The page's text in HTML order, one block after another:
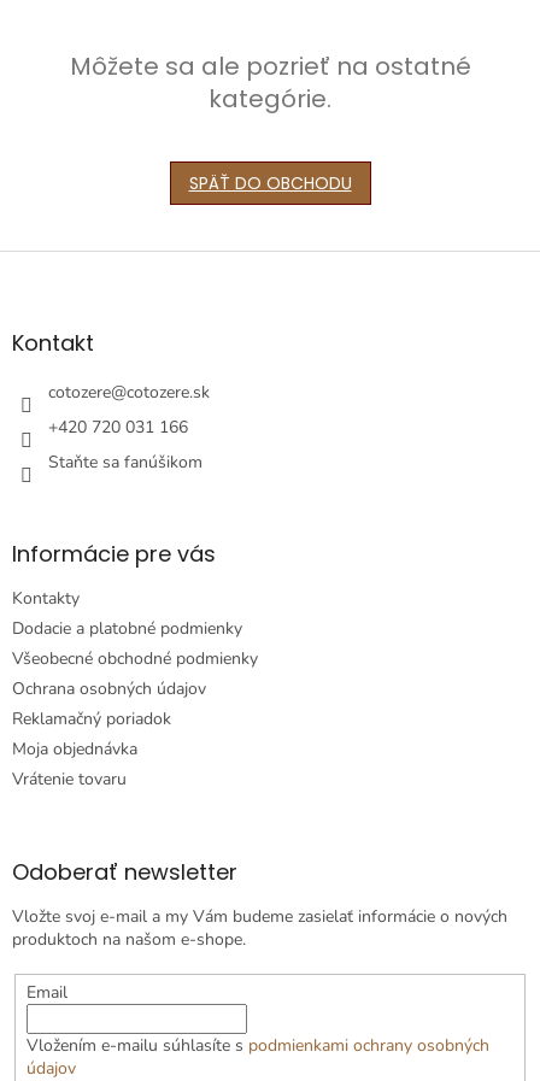
Môžete sa ale pozrieť na ostatné
kategórie.
SPÄŤ DO OBCHODU
Z
äKontakt
cotozere@cotozere.sk
+420 720 031 166
Staňte sa fanúšikom
Informácie pre vás
Kontakty
Dodacie a platobné podmienky
Všeobecné obchodné podmienky
Ochrana osobných údajov
Reklamačný poriadok
Moja objednávka
Vrátenie tovaru
Odoberať newsletter
Vložte svoj e-mail a my Vám budeme zasielať informácie o nových
produktoch na našom e-shope.
Email
Vložením e-mailu súhlasíte s podmienkami ochrany osobných
údajov